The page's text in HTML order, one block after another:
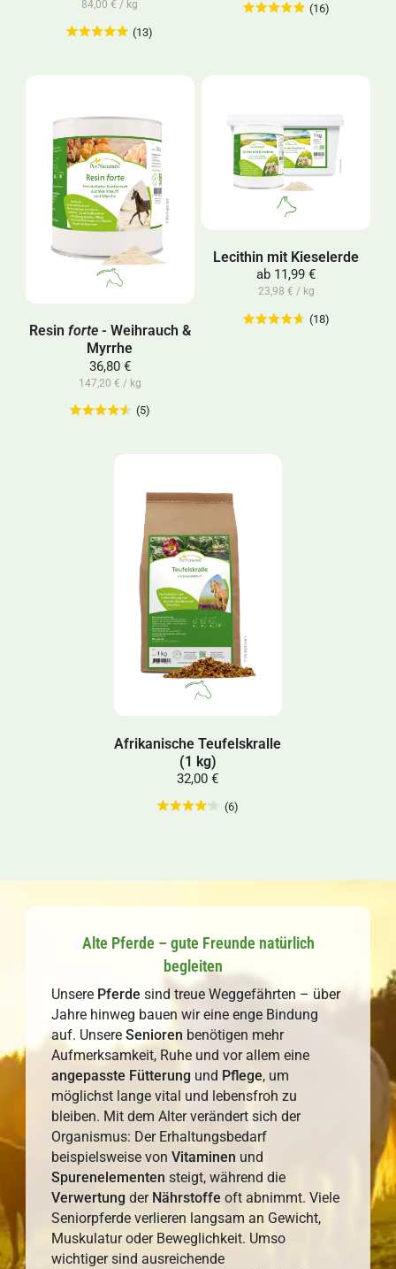
84,00 € / kg
(13)
(16)
Resin forte- Weihrauch &
Myrrhe
36,80 €
147,20 € / kg
(5)
Lecithin mit Kieselerde
ab 11,99 €
23,98 € / kg
(18)
Afrikanische Teufelskralle
(1 kg)
32,00 €
(6)
Alte Pferde – gute Freunde natürlich
begleiten
Unsere Pferdesind treue Weggefährten – über
Jahre hinweg bauen wir eine enge Bindung
auf. UnsereSenioren benötigen mehr
Aufmerksamkeit, Ruhe und vor allem eine
angepasste Fütterung und Pflege, um
möglichst lange vital und lebensfroh zu
bleiben. Mit dem Alter verändert sich der
Organismus: Der Erhaltungsbedarf
beispielsweise vonVitaminen und
Spurenelementensteigt, während die
Verwertungder Nährstoffeoft abnimmt. Viele
Seniorpferde verlieren langsam an Gewicht,
Muskulatur oder Beweglichkeit. Umso
wichtiger sind ausreichende